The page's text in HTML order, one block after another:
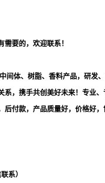
要的，欢迎联系！
间体、树脂、香料产品，研发
，携手共创美好未来！专业、
付款，产品质量好，价格好
系）